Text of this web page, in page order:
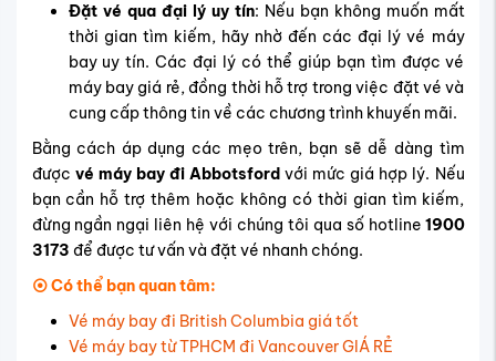
Đặt vé qua đại lý uy tín: Nếu bạn không muốn mất
thời gian tìm kiếm, hãy nhờ đến các đại lý vé máy
bay uy tín. Các đại lý có thể giúp bạn tìm được vé
máy bay giá rẻ, đồng thời hỗ trợ trong việc đặt vé và
cung cấp thông tin về các chương trình khuyến mãi.
Bằng cách áp dụng các mẹo trên, bạn sẽ dễ dàng tìm
được vé máy bay đi Abbotsford với mức giá hợp lý. Nếu
bạn cần hỗ trợ thêm hoặc không có thời gian tìm kiếm,
đừng ngần ngại liên hệ với chúng tôi qua số hotline 1900
3173 để được tư vấn và đặt vé nhanh chóng.
⦿ Có thể bạn quan tâm:
Vé máy bay đi British Columbia giá tốt
Vé máy bay từ TPHCM đi Vancouver GIÁ RẺ